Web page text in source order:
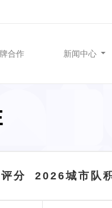
合作 新闻中心
分 2026城市队